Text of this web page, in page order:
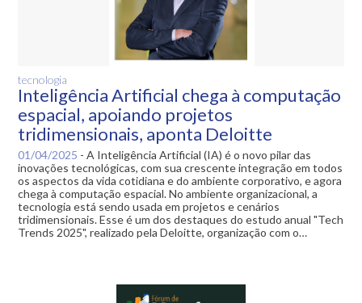
tecnologia
Inteligência Artificial chega à computação
espacial, apoiando projetos
tridimensionais, aponta Deloitte
01/04/2025 -A Inteligência Artificial (IA) é o novo pilar das
inovações tecnológicas, com sua crescente integração em todos
os aspectos da vida cotidiana e do ambiente corporativo, e agora
chega à computação espacial. No ambiente organizacional, a
tecnologia está sendo usada em projetos e cenários
tridimensionais. Esse é um dos destaques do estudo anual "Tech
Trends 2025", realizado pela Deloitte, organização com o…